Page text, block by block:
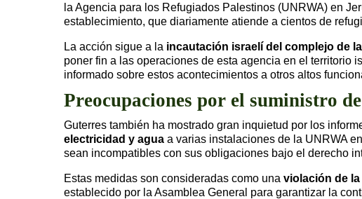
la Agencia para los Refugiados Palestinos (UNRWA) en
establecimiento, que diariamente atiende a cientos de
La acción sigue a la incautación israelí del complejo de
poner fin a las operaciones de esta agencia en el territorio
informado sobre estos acontecimientos a otros altos
Preocupaciones por el suministro
Guterres también ha mostrado gran inquietud por los
electricidad y agua a varias instalaciones de la UNRWA
sean incompatibles con sus obligaciones bajo el derecho
Estas medidas son consideradas como una violación de
establecido por la Asamblea General para garantizar la